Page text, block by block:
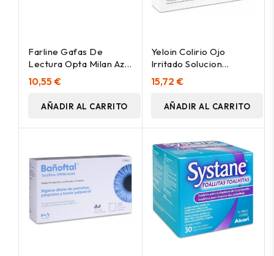
Farline Gafas De
Lectura Opta Milan Azul
+1.50 1Ud
10,55 €
AÑADIR AL CARRITO
Yeloin Colirio Ojo
Irritado Solucion
Oftalmica 2% 30
Monodosis
15,72 €
AÑADIR AL CARRITO